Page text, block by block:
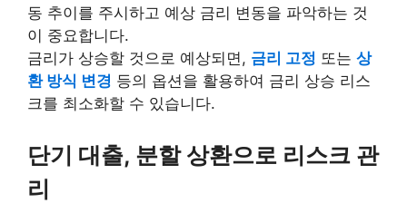
동 추이를 주시하고 예상 금리 변동을 파악하는 것
이 중요합니다.
금리가 상승할 것으로 예상되면, 금리 고정 또는 상
환 방식 변경 등의 옵션을 활용하여 금리 상승 리스
크를 최소화할 수 있습니다.
단기 대출, 분할 상환으로 리스크 관
리